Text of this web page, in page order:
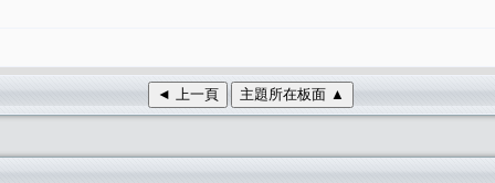
◄ 上一頁 主題所在板面 ▲